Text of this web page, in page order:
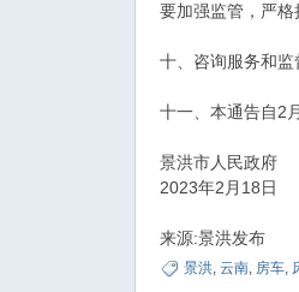
要加强监管，严格
十、咨询服务和
十一、本通告自2
景洪市人民政府
2023年2月18日
来源:景洪发布
景洪, 云南, 房车,